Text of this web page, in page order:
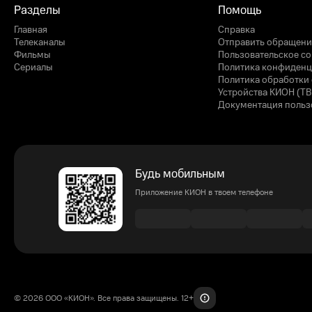
Разделы
Главная
Телеканалы
Фильмы
Сериалы
Помощь
Справка
Отправить
Пользовательское
Политика
Политика
Устройства КИОН
Документация
Будь мобильным
Приложение КИОН в твоем телефоне
© 2026 ООО «КИОН». Все права защищены. 12+